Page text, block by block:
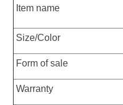
Item name
Size/Color
Form of sale
Warranty